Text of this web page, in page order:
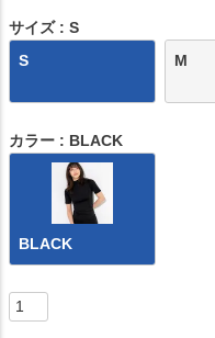
サイズ
S
S
M
カラー BLACK
BLACK